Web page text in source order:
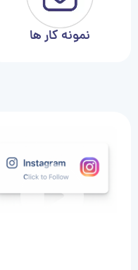
نمونه کار ها